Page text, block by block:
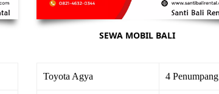
SEWA MOBIL BALI
Toyota Agya 4 Penumpang